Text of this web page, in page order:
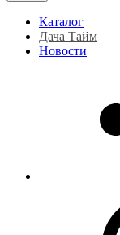
Каталог
Дача Тайм
Новости